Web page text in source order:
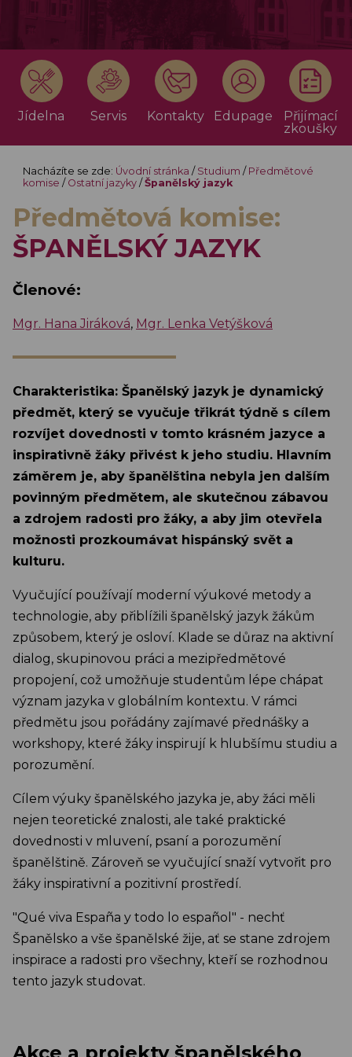
Jídelna Servis Kontakty Edupage
Přijímací
zkoušky
Nacházíte se zde: Úvodní stránka / Studium / Předmětové
komise / Ostatní jazyky/ Španělský jazyk
Předmětová komise:
ŠPANĚLSKÝ JAZYK
Členové:
Mgr. Hana Jiráková, Mgr. Lenka Vetýšková
Charakteristika: Španělský jazyk je dynamický
předmět, který se vyučuje třikrát týdně s cílem
rozvíjet dovednosti v tomto krásném jazyce a
inspirativně žáky přivést k jeho studiu. Hlavním
záměrem je, aby španělština nebyla jen dalším
povinným předmětem, ale skutečnou zábavou
a zdrojem radosti pro žáky, a aby jim otevřela
možnosti prozkoumávat hispánský svět a
kulturu.
Vyučující používají moderní výukové metody a
technologie, aby přiblížili španělský jazyk žákům
způsobem, který je osloví. Klade se důraz na aktivní
dialog, skupinovou práci a mezipředmětové
propojení, což umožňuje studentům lépe chápat
význam jazyka v globálním kontextu. V rámci
předmětu jsou pořádány zajímavé přednášky a
workshopy, které žáky inspirují k hlubšímu studiu a
porozumění.
Cílem výuky španělského jazyka je, aby žáci měli
nejen teoretické znalosti, ale také praktické
dovednosti v mluvení, psaní a porozumění
španělštině. Zároveň se vyučující snaží vytvořit pro
žáky inspirativní a pozitivní prostředí.
"Qué viva España y todo lo español" - nechť
Španělsko a vše španělské žije, ať se stane zdrojem
inspirace a radosti pro všechny, kteří se rozhodnou
tento jazyk studovat.